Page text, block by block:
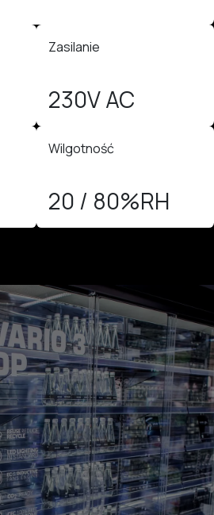
Zasilanie
230V AC
Wilgotność
20 / 80%RH​